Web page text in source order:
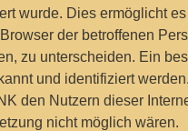
wurde. Dies ermöglicht
der betroffenen
zu unterscheiden. Ein
und identifiziert werden.
den Nutzern dieser
nicht möglich wären.